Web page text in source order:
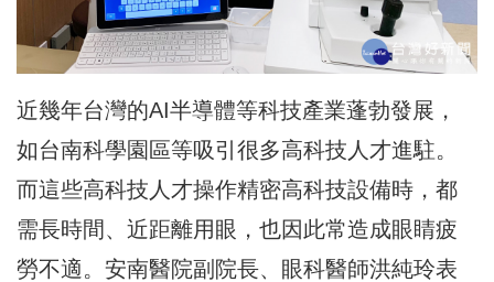
近幾年台灣的AI半導體等科技產業蓬勃發展，
如台南科學園區等吸引很多高科技人才進駐。
而這些高科技人才操作精密高科技設備時，都
需長時間、近距離用眼，也因此常造成眼睛疲
勞不適。安南醫院副院長、眼科醫師洪純玲表